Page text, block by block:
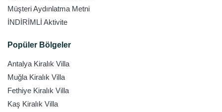
Müşteri Aydınlatma Metni
İNDİRİMLİ Aktivite
Popüler Bölgeler
Antalya Kiralık Villa
Muğla Kiralık Villa
Fethiye Kiralık Villa
Kaş Kiralık Villa